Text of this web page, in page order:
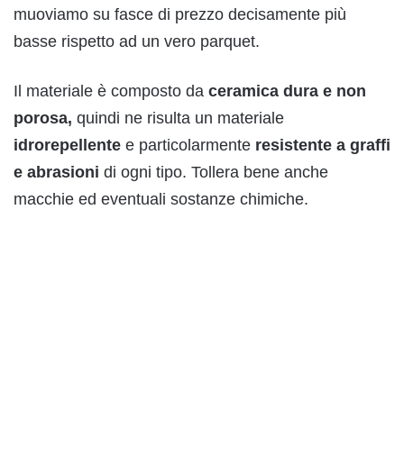
muoviamo su fasce di prezzo decisamente più
basse rispetto ad un vero parquet.
Il materiale è composto da ceramica dura e non
porosa, quindi ne risulta un materiale
idrorepellente e particolarmente resistente a graffi
e abrasioni di ogni tipo. Tollera bene anche
macchie ed eventuali sostanze chimiche.